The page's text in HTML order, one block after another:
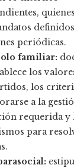
periódicas.
familiar:
los
los
a la
requerida y
para